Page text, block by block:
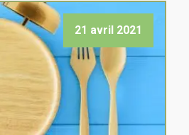
21 avril 2021